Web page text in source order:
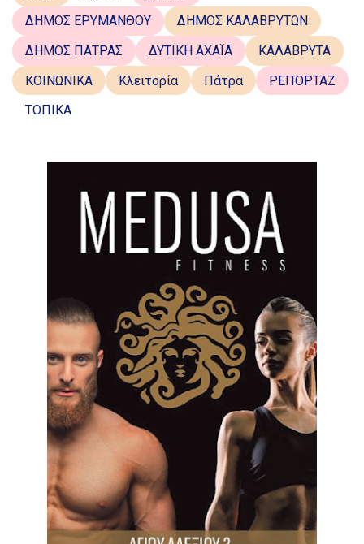
ΔΗΜΟΣ ΕΡΥΜΑΝΘΟΥ
ΔΗΜΟΣ ΚΑΛΑΒΡΥΤΩΝ
ΔΗΜΟΣ ΠΑΤΡΑΣ
ΔΥΤΙΚΗ ΑΧΑΪΑ
ΚΑΛΑΒΡΥΤΑ
ΚΟΙΝΩΝΙΚΑ
Κλειτορία Πάτρα
ΡΕΠΟΡΤΑΖ
ΤΟΠΙΚΑ